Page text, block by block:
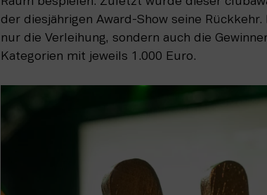
der diesjährigen Award-Show seine
nur die Verleihung, sondern auch die
Kategorien mit jeweils 1.000 Euro.